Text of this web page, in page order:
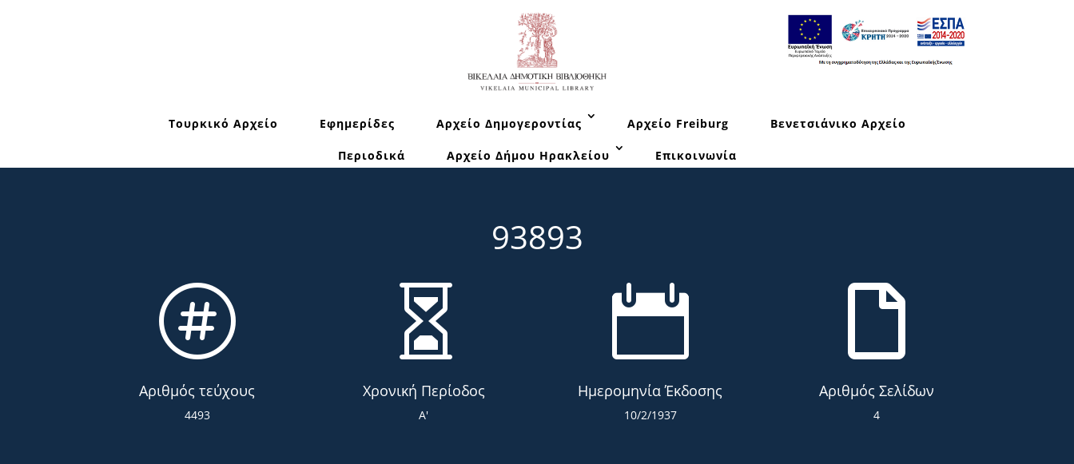
Τουρκικό Αρχείο Εφημερίδες Αρχείο Δημογεροντίας Αρχείο Freiburg Βενετσιάνικο Αρχείο
Περιοδικά Αρχείο Δήμου Ηρακλείου Επικοινωνία
93893

Αριθμός τεύχους
4493

Χρονική Περίοδος
Α'

Ημερομηνία Έκδοσης
10/2/1937

Αριθμός Σελίδων
4